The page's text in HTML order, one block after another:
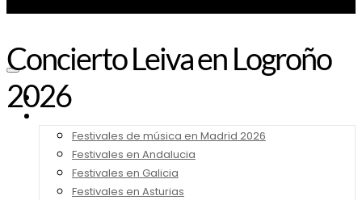
Noticias
Festivales de música en Madrid 2026
Festivales en Andalucia
Festivales en Galicia
Festivales en Asturias
Concierto Leiva en Logroño
2026